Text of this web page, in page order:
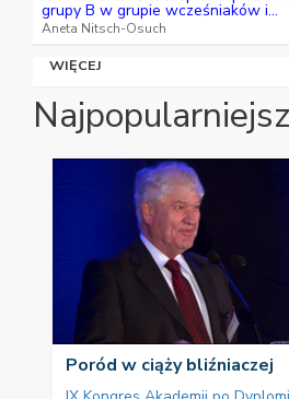
grupy B w grupie wcześniaków i...
Aneta Nitsch-Osuch
WIĘCEJ
Poród w ciąży bliźniaczej